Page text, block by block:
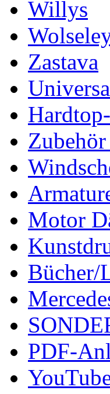
Willys
Zastava
Motor
Bücher/
PDF-